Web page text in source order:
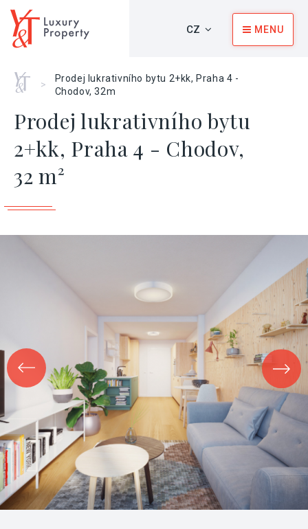
CZ MENU
Home
>
Prodej lukrativního bytu 2+kk, Praha 4 -
Chodov, 32m
Prodej lukrativního bytu
2+kk, Praha 4 - Chodov,
32 m²